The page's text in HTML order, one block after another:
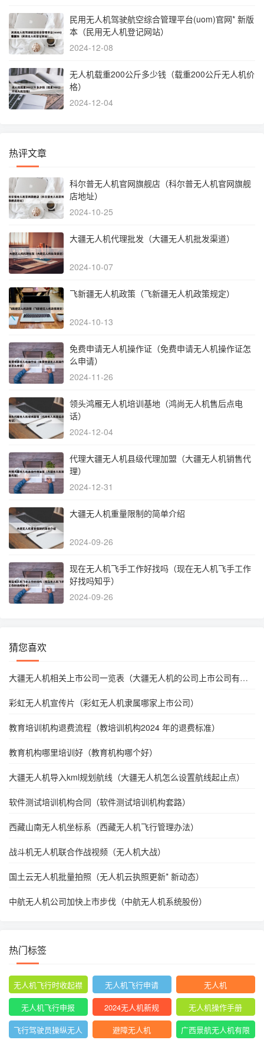
民用无人机驾驶航空综合管理平台(uom)官网* 新版
本（民用无人机登记网站）
2024-12-08
无人机载重200公斤多少钱（载重200公斤无人机价
格）
2024-12-04
热评文章
科尔普无人机官网旗舰店（科尔普无人机官网旗舰
店地址）
2024-10-25
大疆无人机代理批发（大疆无人机批发渠道）
2024-10-07
飞新疆无人机政策（飞新疆无人机政策规定）
2024-10-13
免费申请无人机操作证（免费申请无人机操作证怎
么申请）
2024-11-26
领头鸿雁无人机培训基地（鸿尚无人机售后点电
话）
2024-12-04
代理大疆无人机县级代理加盟（大疆无人机销售代
理）
2024-12-31
大疆无人机重量限制的简单介绍
2024-09-26
现在无人机飞手工作好找吗（现在无人机飞手工作
好找吗知乎）
2024-09-26
猜您喜欢
大疆无人机相关上市公司一览表（大疆无人机的公司上市公司有哪
彩虹无人机宣传片（彩虹无人机隶属哪家上市公司）
教育培训机构退费流程（教培训机构2024 年的退费标准）
教育机构哪里培训好（教育机构哪个好）
大疆无人机导入kml规划航线（大疆无人机怎么设置航线起止点）
软件测试培训机构合同（软件测试培训机构套路）
西藏山南无人机坐标系（西藏无人机飞行管理办法）
战斗机无人机联合作战视频（无人机大战）
国土云无人机批量拍照（无人机云执照更新* 新动态）
中航无人机公司加快上市步伐（中航无人机系统股份）
热门标签
无人机飞行时收起襟
翼
无人机飞行申请
无人机
无人机飞行申报
2024无人机新规
无人机操作手册
飞行驾驶员操纵无人
避障无人机 广西景航无人机有限